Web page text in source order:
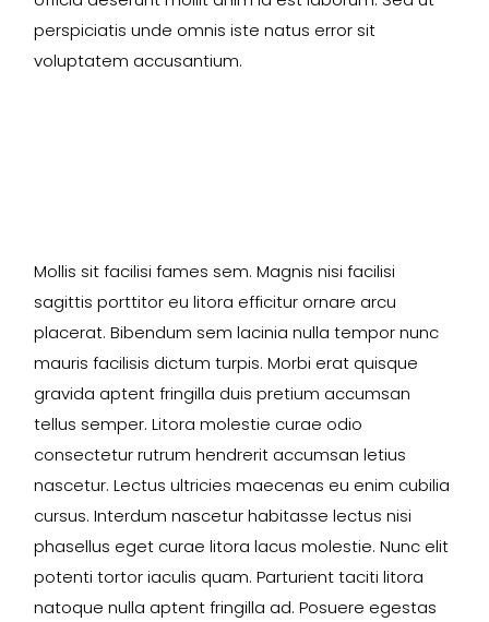
perspiciatis unde omnis iste natus error sit
voluptatem accusantium.
Mollis sit facilisi fames sem. Magnis nisi facilisi
sagittis porttitor eu litora efficitur ornare arcu
placerat. Bibendum sem lacinia nulla tempor nunc
mauris facilisis dictum turpis. Morbi erat quisque
gravida aptent fringilla duis pretium accumsan
tellus semper. Litora molestie curae odio
consectetur rutrum hendrerit accumsan letius
nascetur. Lectus ultricies maecenas eu enim cubilia
cursus. Interdum nascetur habitasse lectus nisi
phasellus eget curae litora lacus molestie. Nunc elit
potenti tortor iaculis quam. Parturient taciti litora
natoque nulla aptent fringilla ad. Posuere egestas